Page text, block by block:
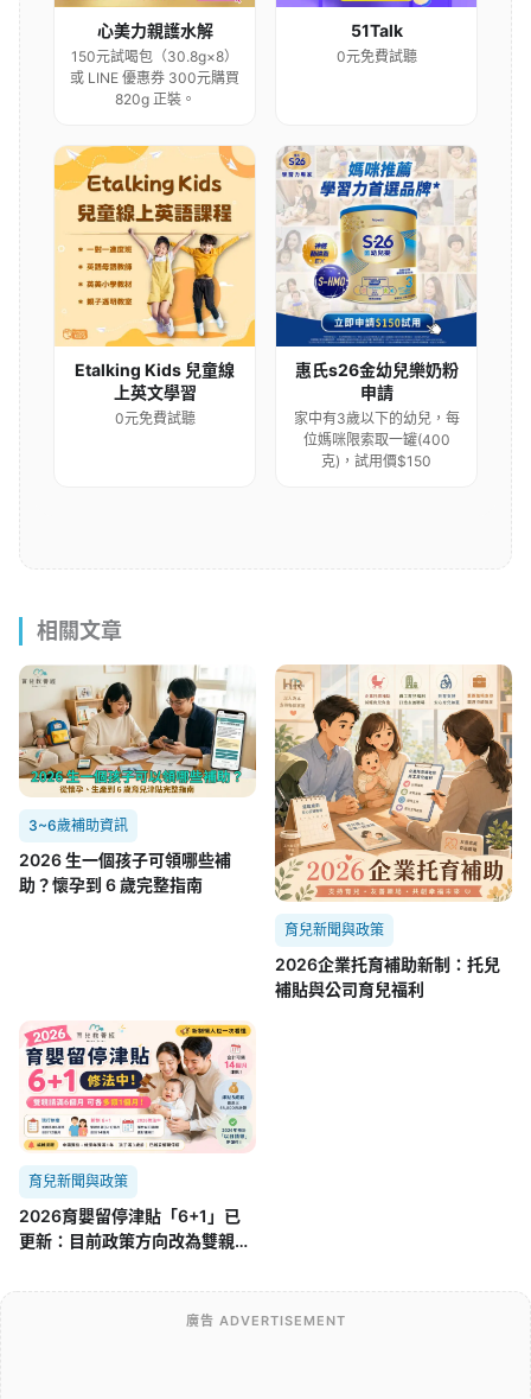
心美力親護水解
150元試喝包（30.8g×8）
或 LINE 優惠券 300元購買
820g 正裝。
51Talk
0元免費試聽
Etalking Kids 兒童線
上英文學習
0元免費試聽
惠氏s26金幼兒樂奶粉
申請
家中有3歲以下的幼兒，每
位媽咪限索取一罐(400
克)，試用價$150
相關文章
3~6歲補助資訊
2026 生一個孩子可領哪些補
助？懷孕到 6 歲完整指南
育兒新聞與政策
2026企業托育補助新制：托兒
補貼與公司育兒福利
育兒新聞與政策
2026育嬰留停津貼「6+1」已
更新：目前政策方向改為雙親
廣告 ADVERTISEMENT